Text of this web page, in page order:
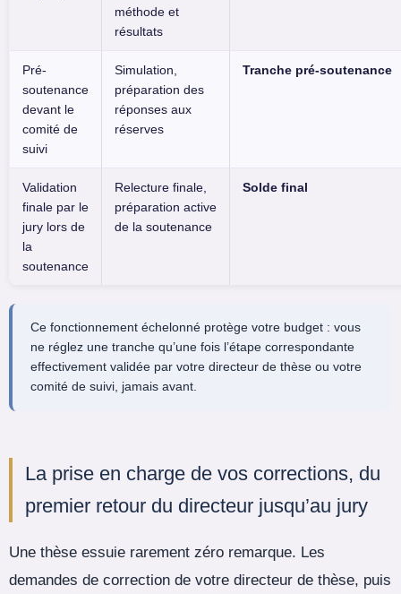
méthode et
résultats
Pré-
soutenance
devant le
comité de
suivi
Simulation,
préparation des
réponses aux
réserves
Tranche pré-soutenance
Validation
finale par le
jury lors de
la
soutenance
Relecture finale,
préparation active
de la soutenance
Solde final
Ce fonctionnement échelonné protège votre budget : vous
ne réglez une tranche qu’une fois l’étape correspondante
effectivement validée par votre directeur de thèse ou votre
comité de suivi, jamais avant.
La prise en charge de vos corrections, du
premier retour du directeur jusqu’au jury
Une thèse essuie rarement zéro remarque. Les
demandes de correction de votre directeur de thèse, puis